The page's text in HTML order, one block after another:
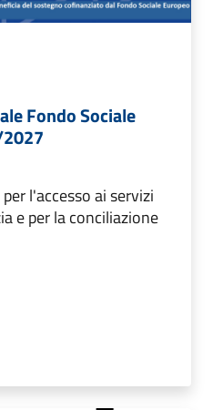
Fondo Sociale
l'accesso ai servizi
e per la conciliazione